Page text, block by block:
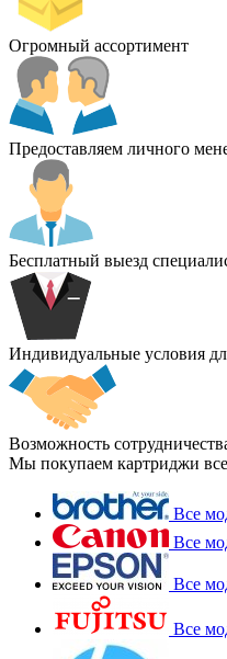
Огромный ассортимент
Предоставляем личного
Бесплатный выезд
Индивидуальные условия
Возможность
Мы покупаем картриджи
Все
Все
Все
Все